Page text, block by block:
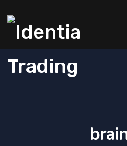
brain